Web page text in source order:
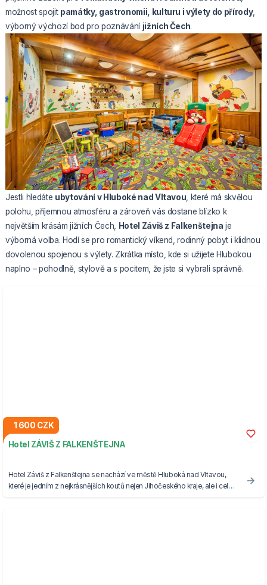
možnost spojit památky, gastronomii, kulturu i výlety do přírody,
výborný výchozí bod pro poznávání jižních Čech.
Jestli hledáte ubytování v Hluboké nad Vltavou , které má skvělou
polohu, příjemnou atmosféru a zároveň vás dostane blízko k
největším krásám jižních Čech,
Hotel Záviš z Falkenštejna je
výborná volba. Hodí se pro romantický víkend, rodinný pobyt i klidnou
dovolenou spojenou s výlety. Zkrátka místo, kde si užijete Hlubokou
naplno – pohodlně, stylově a s pocitem, že jste si vybrali správně.
1 600 CZK
Hotel ZÁVIŠ Z FALKENŠTEJNA
Hotel Záviš z Falkenštejna se nachází ve městě Hluboká nad Vltavou,
které je jedním z nejkrásnějších koutů nejen Jihočeského kraje, ale i celé